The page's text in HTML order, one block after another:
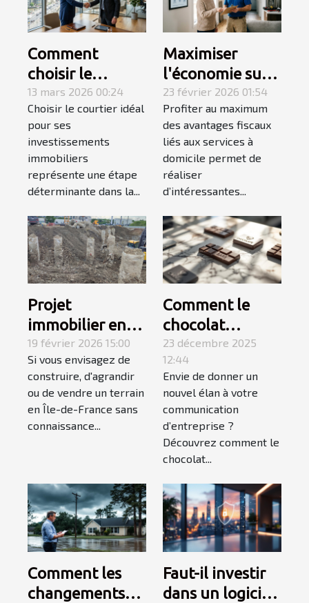
Comment
choisir le
courtier idéal
pour vos
investissements
immobiliers ?
13 mars 2026 00:24
Choisir le courtier idéal
pour ses
investissements
immobiliers
représente une étape
déterminante dans la...
Maximiser
l'économie sur
les services à
domicile grâce
au crédit
d'impôt
23 février 2026 01:54
Profiter au maximum
des avantages fiscaux
liés aux services à
domicile permet de
réaliser
d’intéressantes...
Projet
immobilier en
Île-de-France :
pourquoi
l'étude de sol
est importante ?
19 février 2026 15:00
Si vous envisagez de
construire, d'agrandir
ou de vendre un terrain
en Île-de-France sans
connaissance...
Comment le
chocolat
personnalisé
peut
transformer
votre
communication
d'entreprise ?
23 décembre 2025
12:44
Envie de donner un
nouvel élan à votre
communication
d’entreprise ?
Découvrez comment le
chocolat...
Comment les
changements
Faut-il investir
dans un logiciel